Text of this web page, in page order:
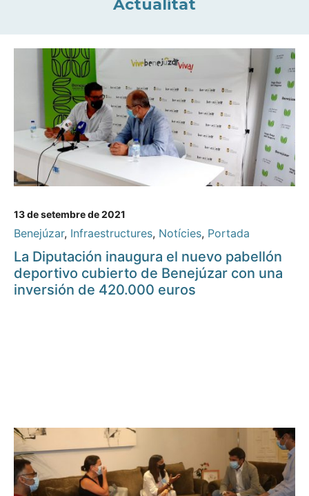
Actualitat
13 de setembre de 2021
Benejúzar, Infraestructures, Notícies, Portada
La Diputación inaugura el nuevo pabellón
deportivo cubierto de Benejúzar con una
inversión de 420.000 euros